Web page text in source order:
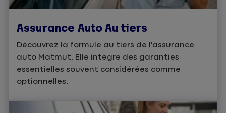
Assurance Auto Au tiers
Découvrez la formule au tiers de l'assurance
auto Matmut. Elle intègre des garanties
essentielles souvent considérées comme
optionnelles.